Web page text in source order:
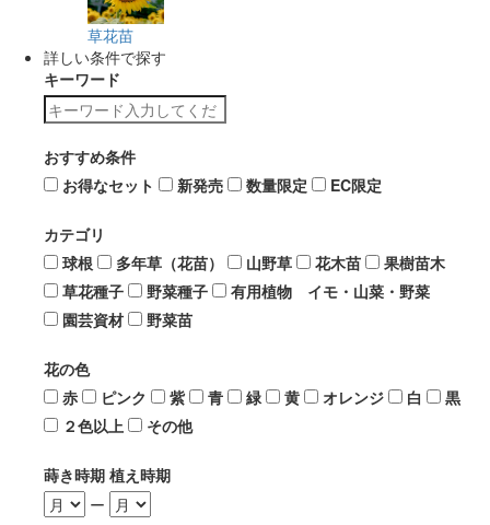
草花苗
詳しい条件で探す
キーワード
おすすめ条件
お得なセット
新発売 数量限定 EC限定
カテゴリ
球根
多年草（花苗） 山野草 花木苗
果樹苗木
草花種子
野菜種子
有用植物 イモ・山菜・野菜
園芸資材
野菜苗
花の色
赤
ピンク 紫 青 緑 黄 オレンジ 白
黒
２色以上
その他
蒔き時期 植え時期
ー